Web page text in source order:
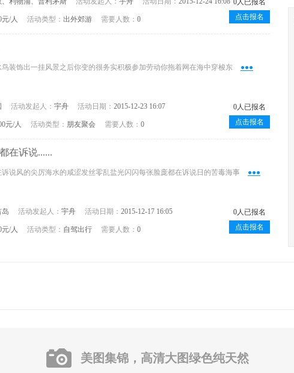
元/人 活动类型： 出外郊游 需要人数： 0
0人已报名
点击报名
装饰出一挂风景之后你变的很务实积极参加劳动你拖着网在海中穿梭东 ●●●
活动发起人： 宇舟 活动日期： 2015-12-23 16:07
元/人 活动类型： 朋友聚会 需要人数： 0
0人已报名
点击报名
在诉说......
说风的尖厉海水的咸涩发丝零乱盐光闪闪每张脸庞都在诉说日的苦毒海事 ●●●
岛 活动发起人： 宇舟 活动日期： 2015-12-17 16:05
元/人 活动类型： 自驾出行 需要人数： 0
0人已报名
点击报名
美图集锦，高清大图绿色纯天然